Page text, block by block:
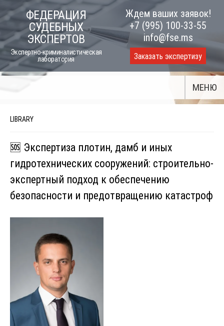
to
content
ФЕДЕРАЦИЯ
СУДЕБНЫХ
ЭКСПЕРТОВ
Экспертно-криминалистическая
лаборатория
Ждем ваших заявок!
+7 (995) 100-33-55
info@fse.ms
Заказать экспертизу
МЕНЮ
LIBRARY
🆘 Экспертиза плотин, дамб и иных
гидротехнических сооружений: строительно-
экспертный подход к обеспечению
безопасности и предотвращению катастроф